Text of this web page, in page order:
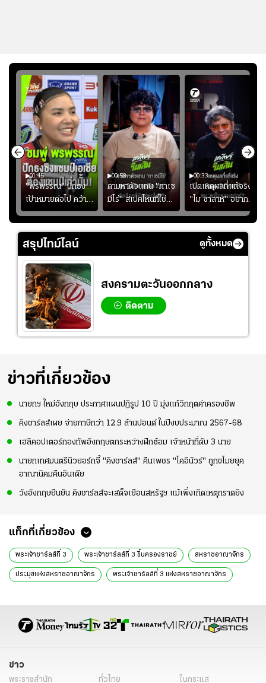
01:45
"พรพรรณ" ปักธง
เป้าหมายต่อไป คว้า
แชมป์ชิงแชมป์
เอเชีย เพื่อตั๋ว
โอลิมปิก
00:58
ตามหาตัวแทน "กาเซ
มีโร่" สเปคไหนที่ใช่
สำหรับแมนยูยุค
"คาร์ริค 2.0"?
00:33
เปิดเหตุผลที่แท้จริงที่
"โม ซาลาห์" อยาก
ย้ายซบ "แทร็บซอนส
ปอร์"
สรุปไทม์ไลน์ ดูทั้งหมด
สงครามตะวันออกกลาง
ติดตาม
ข่าวที่เกี่ยวข้อง
นายกฯ ใหม่อังกฤษ ประกาศแผนปฏิรูป 10 ปี มุ่งแก้วิกฤตค่าครองชีพ
คิงชาร์ลส์เผย จ่ายภาษีกว่า 12.9 ล้านปอนด์ ในปีงบประมาณ 2567-68
เฮลิคอปเตอร์กองทัพอังกฤษตกระหว่างฝึกซ้อม เจ้าหน้าที่ดับ 3 นาย
นายกเทศมนตรีนิวยอร์กจี้ "คิงชาร์ลส์" คืนเพชร "โคอินัวร์" ถูกขโมยยุค
อาณานิคมคืนอินเดีย
วังอังกฤษยืนยัน คิงชาร์ลส์จะเสด็จเยือนสหรัฐฯ แม้เพิ่งเกิดเหตุกราดยิง
แท็กที่เกี่ยวข้อง
พระเจ้าชาร์ลส์ที่ 3 พระเจ้าชาร์ลส์ที่ 3 ขึ้นครองราชย์ สหราชอาณาจักร
ประมุขแห่งสหราชอาณาจักร พระเจ้าชาร์ลส์ที่ 3 แห่งสหราชอาณาจักร
เจ้าฟ้าชายชาร์ลส์ ราชวงศ์อังกฤษ
ข่าวต่างประเทศ ไทยรัฐ
ข่าว
พระราชสำนัก ทั่วไทย
ในกระแส